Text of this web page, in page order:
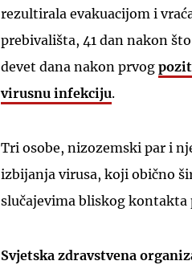
rezultirala evakuacijom i
prebivališta, 41 dan nakon
devet dana nakon prvog
virusnu infekciju.
Tri osobe, nizozemski par i
izbijanja virusa, koji obično
slučajevima bliskog kontakta
Svjetska zdravstvena